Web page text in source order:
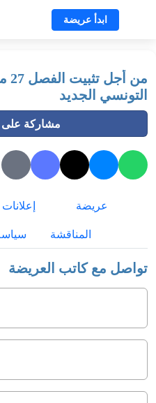
ابدأ عريضة
التونسي الجديد
مشاركة على
عريضة إعلانات
المناقشة
تواصل مع كاتب العريضة